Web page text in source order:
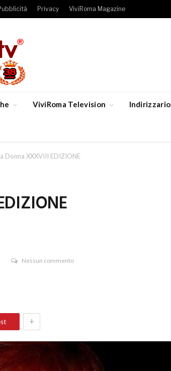
Privacy ViviRoma Magazine
ViviRoma Television Indirizzario
Donna XXXVIII EDIZIONE
Nessun commento
+